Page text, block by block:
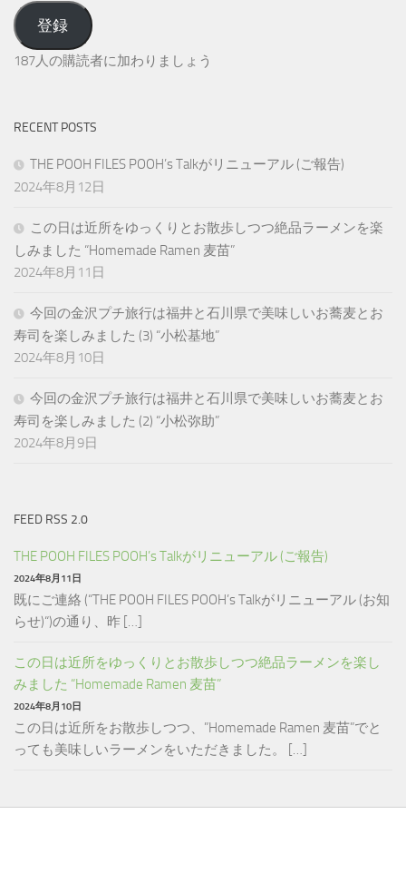
ー
ル
ア
ス
登録
187人の購読者に加わりましょう
RECENT POSTS
THE POOH FILES POOH’s Talkがリニューアル (ご報告)
2024年8月12日
この日は近所をゆっくりとお散歩しつつ絶品ラーメンを楽
しみました “Homemade Ramen 麦苗”
2024年8月11日
今回の金沢プチ旅行は福井と石川県で美味しいお蕎麦とお
寿司を楽しみました (3) “小松基地”
2024年8月10日
今回の金沢プチ旅行は福井と石川県で美味しいお蕎麦とお
寿司を楽しみました (2) “小松弥助”
2024年8月9日
FEED RSS 2.0
THE POOH FILES POOH’s Talkがリニューアル (ご報告)
2024年8月11日
既にご連絡 (“THE POOH FILES POOH’s Talkがリニューアル (お知
らせ)“)の通り、昨 […]
この日は近所をゆっくりとお散歩しつつ絶品ラーメンを楽し
みました “Homemade Ramen 麦苗”
2024年8月10日
この日は近所をお散歩しつつ、”Homemade Ramen 麦苗”でと
っても美味しいラーメンをいただきました。 […]